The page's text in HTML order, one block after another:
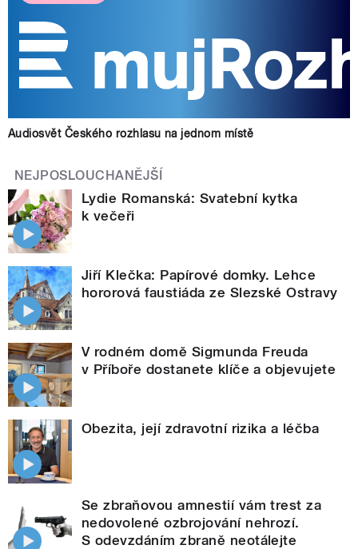
Audiosvět Českého rozhlasu na jednom místě
NEJPOSLOUCHANĚJŠÍ
Lydie Romanská: Svatební kytka
k večeři
Jiří Klečka: Papírové domky. Lehce
hororová faustiáda ze Slezské Ostravy
V rodném domě Sigmunda Freuda
v Příboře dostanete klíče a objevujete
Obezita, její zdravotní rizika a léčba
Se zbraňovou amnestií vám trest za
nedovolené ozbrojování nehrozí.
S odevzdáním zbraně neotálejte